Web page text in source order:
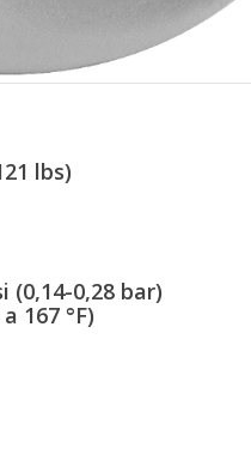
lbs)
(0,14-0,28 bar)
167 °F)